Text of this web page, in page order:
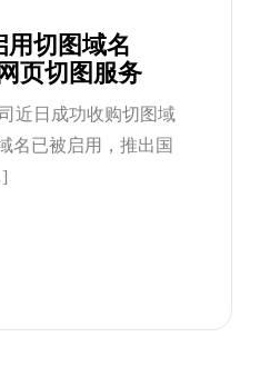
用切图域名
页切图服务
近日成功收购切图域
名已被启用，推出国